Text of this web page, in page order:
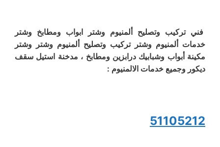
فني تركيب وتصليح ألمنيوم وشتر ابواب ومطابخ وشتر
خدمات ألمنيوم وشتر تركيب وتصليح ألمنيوم وشتر وشتر
مكينة أبواب وشبابيك درابزين ومطابخ ، مدخنة استيل سقف
ديكور وجميع خدمات الالمنيوم :
51105212